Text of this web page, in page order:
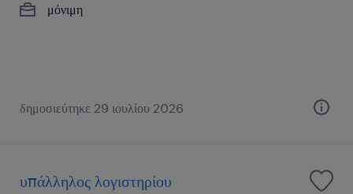
μόνιμη
δημοσιεύτηκε 29 ιουλίου 2026
υπάλληλος λογιστηρίου